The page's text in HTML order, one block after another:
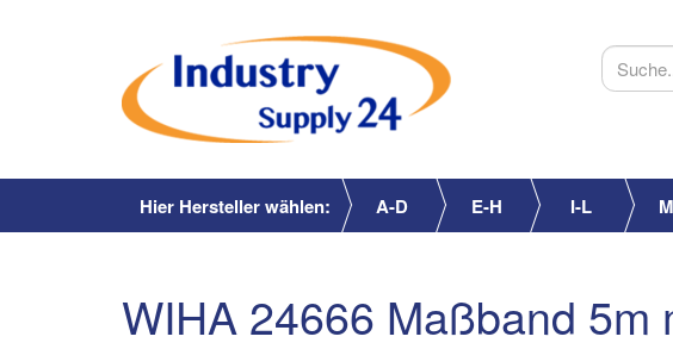
Hier Hersteller wählen: A-D E-H I-L
WIHA 24666 Maßband 5m